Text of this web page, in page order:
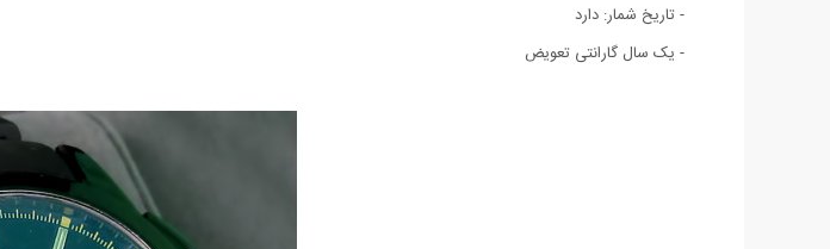
- تاریخ شمار: دارد
- یک سال گارانتی تعویض